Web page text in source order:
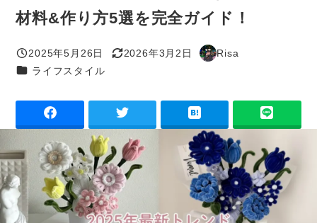
材料&作り方5選を完全ガイド！
投稿日
2025年5月26日
更新日
2026年3月2日
著
Risa
カテゴリー
ライフスタイル